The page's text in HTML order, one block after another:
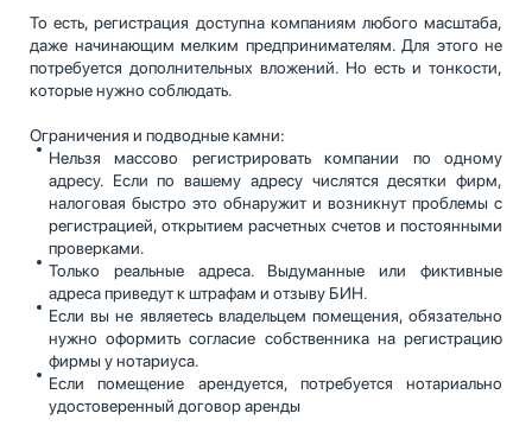
То есть, регистрация доступна компаниям любого масштаба,
даже начинающим мелким предпринимателям. Для этого не
потребуется дополнительных вложений. Но есть и тонкости,
которые нужно соблюдать.
Ограничения и подводные камни:
Нельзя массово регистрировать компании по одному
адресу. Если по вашему адресу числятся десятки фирм,
налоговая быстро это обнаружит и возникнут проблемы с
регистрацией, открытием расчетных счетов и постоянными
проверками.
Только реальные адреса. Выдуманные или фиктивные
адреса приведут к штрафам и отзыву БИН.
Если вы не являетесь владельцем помещения, обязательно
нужно оформить согласие собственника на регистрацию
фирмы у нотариуса.
Если помещение арендуется, потребуется нотариально
удостоверенный договор аренды